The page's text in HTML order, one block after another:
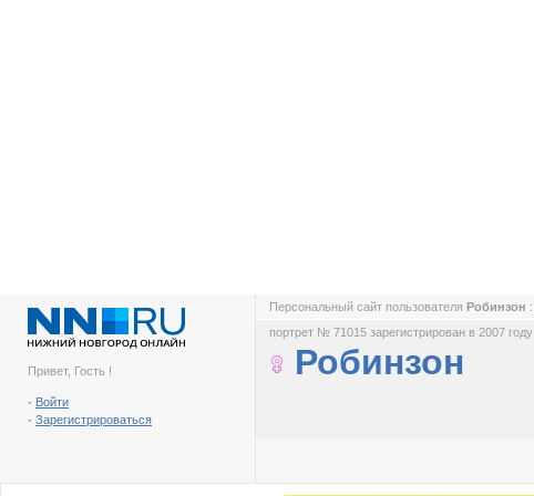
Привет, Гость !
- Войти
- Зарегистрироваться
Персональный сайт пользователя Робинзон :
портрет № 71015 зарегистрирован в 2007 году
Робинзон